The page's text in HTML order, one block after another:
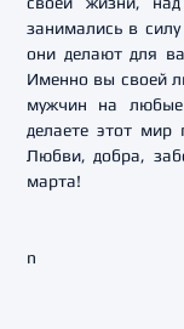
занимались в
они делают для
Именно вы своей
мужчин на любые
делаете этот
Любви, добра,
марта!
n